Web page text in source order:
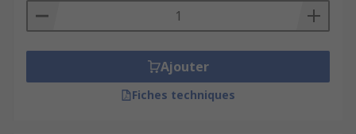
Ajouter
Fiches techniques